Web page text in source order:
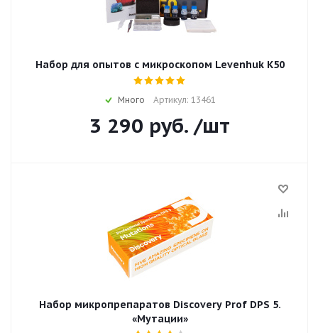
Набор для опытов с микроскопом Levenhuk K50
Много Артикул: 13461
3 290 руб. /шт
Набор микропрепаратов Discovery Prof DPS 5.
«Мутации»